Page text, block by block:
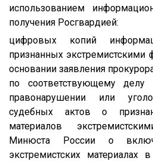
использованием
получения Росгвардией:
цифровых копий
признанных
основании заявления
по соответствующему делу
правонарушении или
судебных актов о
материалов
Минюста России о
экстремистских материалах